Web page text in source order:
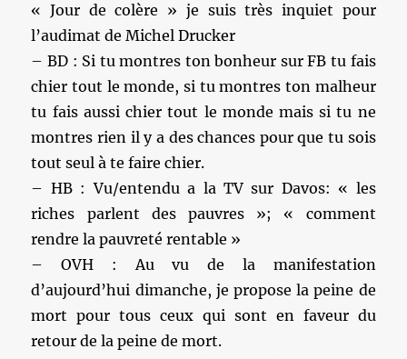
« Jour de colère » je suis très inquiet pour
l’audimat de Michel Drucker
– BD : Si tu montres ton bonheur sur FB tu fais
chier tout le monde, si tu montres ton malheur
tu fais aussi chier tout le monde mais si tu ne
montres rien il y a des chances pour que tu sois
tout seul à te faire chier.
– HB : Vu/entendu a la TV sur Davos: « les
riches parlent des pauvres »; « comment
rendre la pauvreté rentable »
– OVH : Au vu de la manifestation
d’aujourd’hui dimanche, je propose la peine de
mort pour tous ceux qui sont en faveur du
retour de la peine de mort.